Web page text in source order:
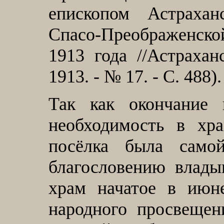
епископом
Спасо-
1913 года //
1913. - № 17. - С. 488).
Так как окончание
необходимость в
посёлка была
благословению
храм начатое в
народного